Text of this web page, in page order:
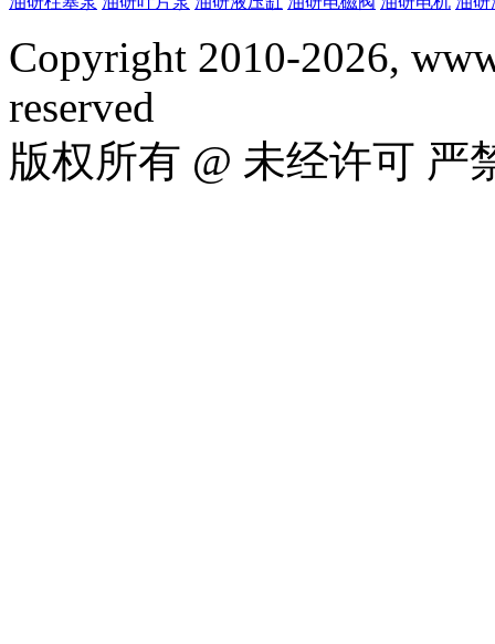
Copyright 2010-2026,
reserved
版权所有 @ 未经许可 严